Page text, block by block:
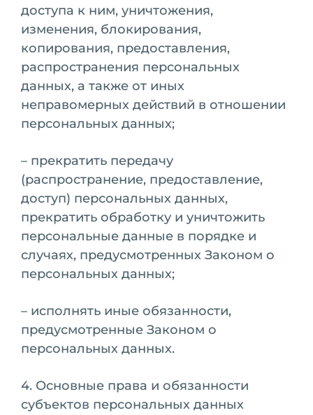
доступа к ним, уничтожения,
изменения, блокирования,
копирования, предоставления,
распространения персональных
данных, а также от иных
неправомерных действий в отношении
персональных данных;
– прекратить передачу
(распространение, предоставление,
доступ) персональных данных,
прекратить обработку и уничтожить
персональные данные в порядке и
случаях, предусмотренных Законом о
персональных данных;
– исполнять иные обязанности,
предусмотренные Законом о
персональных данных.
4. Основные права и обязанности
субъектов персональных данных